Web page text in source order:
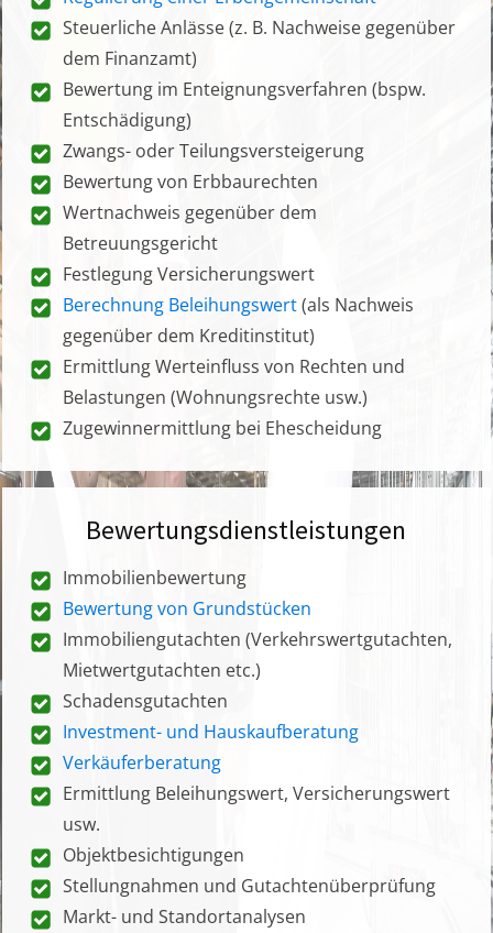
Steuerliche Anlässe (z. B. Nachweise gegenüber
dem Finanzamt)
Bewertung im Enteignungsverfahren (bspw.
Entschädigung)
Zwangs- oder Teilungsversteigerung
Bewertung von Erbbaurechten
Wertnachweis gegenüber dem
Betreuungsgericht
Festlegung Versicherungswert
Berechnung Beleihungswert(als Nachweis
gegenüber dem Kreditinstitut)
Ermittlung Werteinfluss von Rechten und
Belastungen (Wohnungsrechte usw.)
Zugewinnermittlung bei Ehescheidung
Bewertungsdienstleistungen
Immobilienbewertung
Bewertung von Grundstücken
Immobiliengutachten (Verkehrswertgutachten,
Mietwertgutachten etc.)
Schadensgutachten
Investment- und Hauskaufberatung
Verkäuferberatung
Ermittlung Beleihungswert, Versicherungswert
usw.
Objektbesichtigungen
Stellungnahmen und Gutachtenüberprüfung
Markt- und Standortanalysen